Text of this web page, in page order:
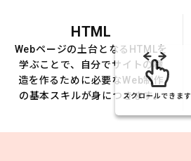
HTML
Webページの土台となるHTMLを
学ぶことで、自分でサイトの構
造を作るために必要なWeb制作
の基本スキルが身につきます。
スクロールできます